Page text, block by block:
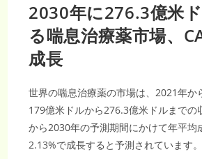
2030年に276.3億米
る喘息治療薬市場、
成長
世界の喘息治療薬の市場は、2021年か
179億米ドルから276.3億米ドルまでの
から2030年の予測期間にかけて年平均
2.13%で成長すると予測されています。